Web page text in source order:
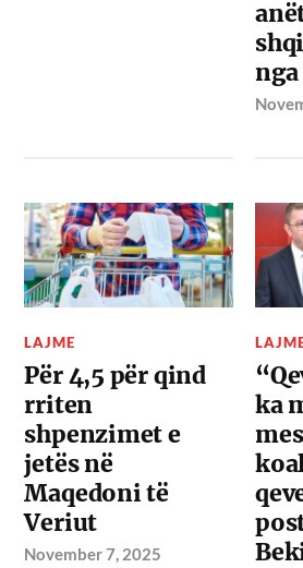
nga
LAJME
Për 4,5 për qind
rriten
shpenzimet e
jetës në
Maqedoni të
Veriut
November 7, 2025
ka